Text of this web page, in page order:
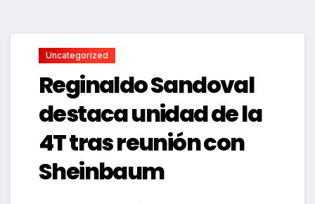
Uncategorized
Reginaldo Sandoval
destaca unidad de la
4T tras reunión con
Sheinbaum